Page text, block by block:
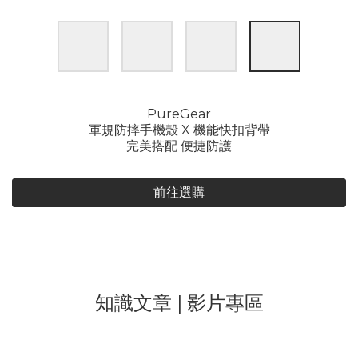
PureGear
軍規防摔手機殼 X 機能快扣背帶
完美搭配 便捷防護
前往選購
知識文章 | 影片專區